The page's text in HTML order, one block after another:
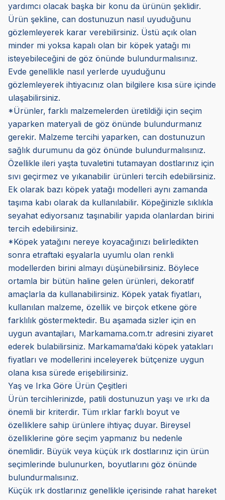
yardımcı olacak başka bir konu da ürünün şeklidir.
Ürün şekline, can dostunuzun nasıl uyuduğunu
gözlemleyerek karar verebilirsiniz. Üstü açık olan
minder mi yoksa kapalı olan bir köpek yatağı mı
isteyebileceğini de göz önünde bulundurmalısınız.
Evde genellikle nasıl yerlerde uyuduğunu
gözlemleyerek ihtiyacınız olan bilgilere kısa süre içinde
ulaşabilirsiniz.
*Ürünler, farklı malzemelerden üretildiği için seçim
yaparken materyali de göz önünde bulundurmanız
gerekir. Malzeme tercihi yaparken, can dostunuzun
sağlık durumunu da göz önünde bulundurmalısınız.
Özellikle ileri yaşta tuvaletini tutamayan dostlarınız için
sıvı geçirmez ve yıkanabilir ürünleri tercih edebilirsiniz.
Ek olarak bazı köpek yatağı modelleri aynı zamanda
taşıma kabı olarak da kullanılabilir. Köpeğinizle sıklıkla
seyahat ediyorsanız taşınabilir yapıda olanlardan birini
tercih edebilirsiniz.
*Köpek yatağını nereye koyacağınızı belirledikten
sonra etraftaki eşyalarla uyumlu olan renkli
modellerden birini almayı düşünebilirsiniz. Böylece
ortamla bir bütün haline gelen ürünleri, dekoratif
amaçlarla da kullanabilirsiniz. Köpek yatak fiyatları,
kullanılan malzeme, özellik ve birçok etkene göre
farklılık göstermektedir. Bu aşamada sizler için en
uygun avantajları, Markamama.com.tr adresini ziyaret
ederek bulabilirsiniz. Markamama’daki köpek yatakları
fiyatları ve modellerini inceleyerek bütçenize uygun
olana kısa sürede erişebilirsiniz.
Yaş ve Irka Göre Ürün Çeşitleri
Ürün tercihlerinizde, patili dostunuzun yaşı ve ırkı da
önemli bir kriterdir. Tüm ırklar farklı boyut ve
özelliklere sahip ürünlere ihtiyaç duyar. Bireysel
özelliklerine göre seçim yapmanız bu nedenle
önemlidir. Büyük veya küçük ırk dostlarınız için ürün
seçimlerinde bulunurken, boyutlarını göz önünde
bulundurmalısınız.
Küçük ırk dostlarınız genellikle içerisinde rahat hareket